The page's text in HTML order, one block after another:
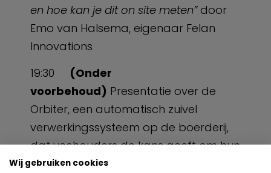
en hoe kan je dit on site meten”door
Emo van Halsema, eigenaar Felan
Innovations
19:30 (Onder
voorbehoud) Presentatie over de
Orbiter, een automatisch zuivel
verwerkingssysteem op de boerderij,
dat veehouders de kans geeft om hun
eigen melk direct op het erf te
Wij gebruiken cookies